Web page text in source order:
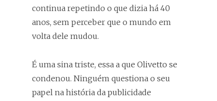
continua repetindo o que dizia há 40
anos, sem perceber que o mundo em
volta dele mudou.
É uma sina triste, essa a que Olivetto se
condenou. Ninguém questiona o seu
papel na história da publicidade